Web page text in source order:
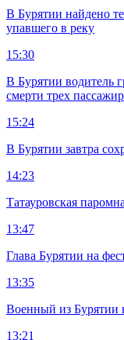
В Бурятии найдено
упавшего в реку
15:30
В Бурятии водитель
смерти трех
15:24
В Бурятии завтра
14:23
Татауровская
13:47
Глава Бурятии на
13:35
Военный из Бурятии
13:21